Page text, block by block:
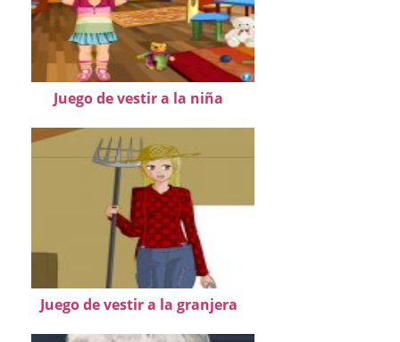
Juego de vestir a la niña
Juego de vestir a la granjera